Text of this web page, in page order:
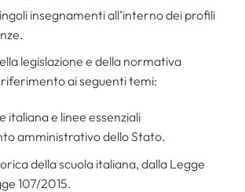
insegnamenti all’interno dei profili
legislazione e della normativa
ai seguenti temi:
italiana e linee essenziali
amministrativo dello Stato.
della scuola italiana, dalla Legge
107/2015.